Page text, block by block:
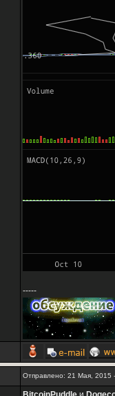
-----
Отправлено: 21 Мая, 2015